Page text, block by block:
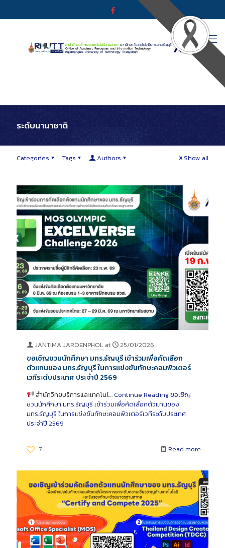
ระดับนานาชาติ
Categories Tags Authors Show all
JANTIMA JAROENPHOL at 25/01/2026
ขอเชิญชวนนักศึกษา มทร.ธัญบุรี เข้าร่วมเพื่อคัดเลือก
ตัวแทนของ มทร.ธัญบุรี ในการแข่งขันทักษะคอมพิวเตอร์
เวทีระดับประเทศ ประจำปี 2569
สำนักวิทยบริการและเทคโนโ… Continue Readingขอเชิญ
ชวนนักศึกษา มทร.ธัญบุรี เข้าร่วมเพื่อคัดเลือกตัวแทนของ
มทร.ธัญบุรี ในการแข่งขันทักษะคอมพิวเตอร์เวทีระดับประเทศ
ประจำปี 2569
7 Read more